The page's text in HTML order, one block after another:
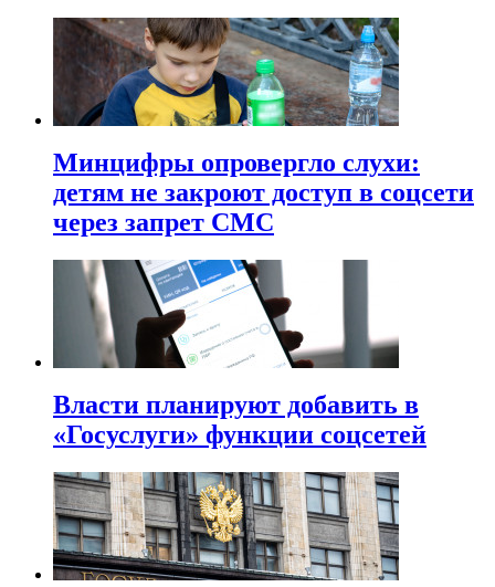
Минцифры опровергло слухи:
детям не закроют доступ в соцсети
через запрет СМС
Власти планируют добавить в
«Госуслуги» функции соцсетей